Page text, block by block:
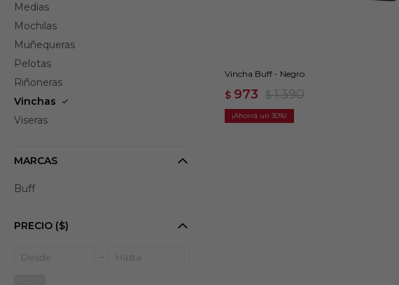
Vincha Buff - Negro
$ 973 $ 1.390
30
Medias
Mochilas
Muñequeras
Pelotas
Riñoneras
Vinchas
Viseras
MARCAS
Buff
PRECIO ($)